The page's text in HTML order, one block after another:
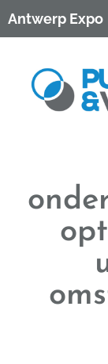
Antwerp Expo